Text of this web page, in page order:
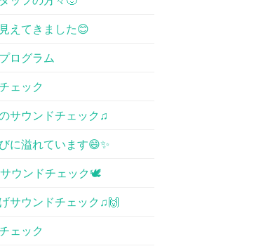
えてきました😊
ログラム
ェック
サウンドチェック♫
に溢れています😄✨
サウンドチェック🕊
サウンドチェック♫🙌
ェック